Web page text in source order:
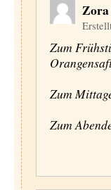
Zora
Zum
Zum
Zum